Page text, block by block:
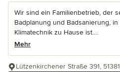
Wir sind ein Familienbetrieb, der
Badplanung und Badsanierung,
Klimatechnik zu Hause ist....
Mehr
Lützenkirchener Straße 391,